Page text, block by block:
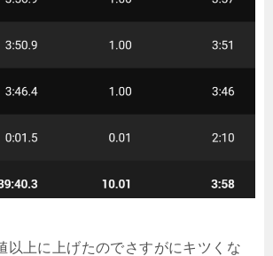
以上に上げたのでさすがにキツくな